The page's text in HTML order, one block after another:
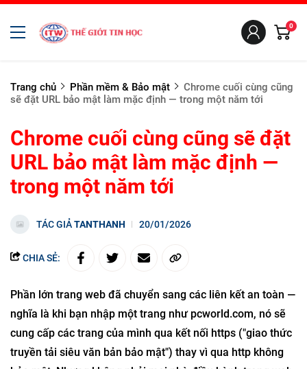
0
Trang chủ Phần mềm & Bảo mật
Chrome cuối cùng cũng
sẽ đặt URL bảo mật làm mặc định — trong một năm tới
Chrome cuối cùng cũng sẽ đặt
URL bảo mật làm mặc định —
trong một năm tới
TÁC GIẢTANTHANH 20/01/2026
CHIA SẺ:
Phần lớn trang web đã chuyển sang các liên kết an toàn —
nghĩa là khi bạn nhập một trang như pcworld.com, nó sẽ
cung cấp các trang của mình qua kết nối https ("giao thức
truyền tải siêu văn bản bảo mật") thay vì qua http không